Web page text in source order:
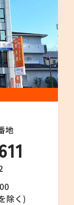
地
除く)